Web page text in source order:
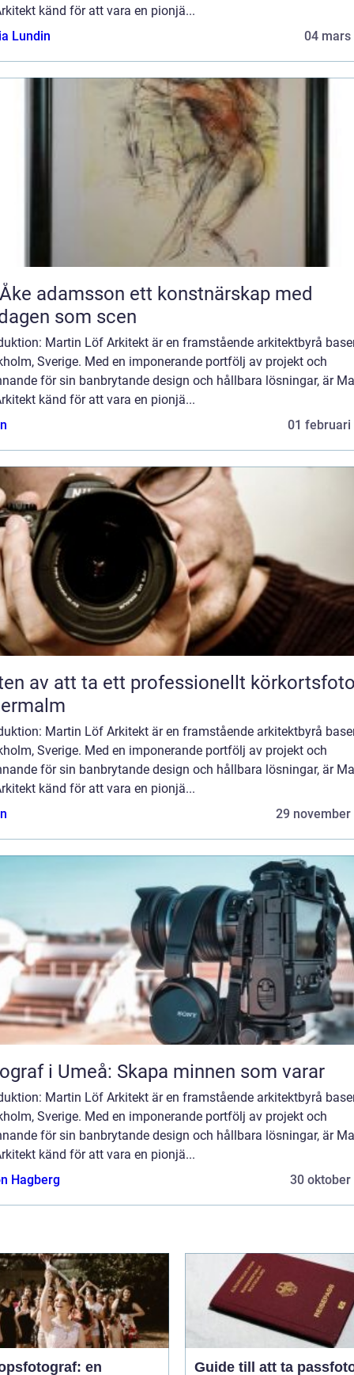
känd för att vara en pionjä...
Lundin
04 mars
ett konstnärskap med
som scen
Martin Löf Arkitekt är en framstående arkitektbyrå
Sverige. Med en imponerande portfölj av projekt och
för sin banbrytande design och hållbara lösningar, är
känd för att vara en pionjä...
01 februari
av att ta ett professionellt
Martin Löf Arkitekt är en framstående arkitektbyrå
Sverige. Med en imponerande portfölj av projekt och
för sin banbrytande design och hållbara lösningar, är
känd för att vara en pionjä...
29 november
i Umeå: Skapa minnen som varar
Martin Löf Arkitekt är en framstående arkitektbyrå
Sverige. Med en imponerande portfölj av projekt och
för sin banbrytande design och hållbara lösningar, är
känd för att vara en pionjä...
Hagberg
30 oktober
en Guide till att ta